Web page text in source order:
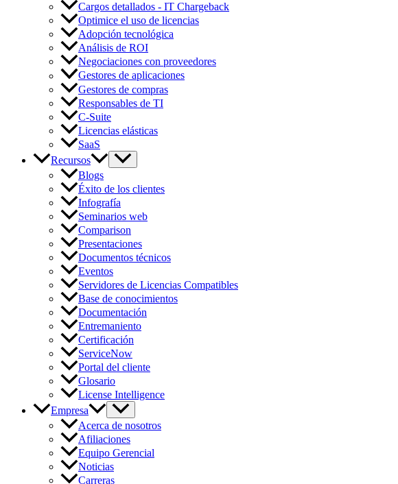
Cargos detallados - IT Chargeback
Optimice el uso de licencias
Adopción tecnológica
Análisis de ROI
Negociaciones con proveedores
Gestores de aplicaciones
Gestores de compras
Responsables de TI
C-Suite
Licencias elásticas
SaaS
Recursos
Blogs
Éxito de los clientes
Infografía
Seminarios web
Comparison
Presentaciones
Documentos técnicos
Eventos
Servidores de Licencias Compatibles
Base de conocimientos
Documentación
Entremaniento
Certificación
ServiceNow
Portal del cliente
Glosario
License Intelligence
Empresa
Acerca de nosotros
Afiliaciones
Equipo Gerencial
Noticias
Carreras